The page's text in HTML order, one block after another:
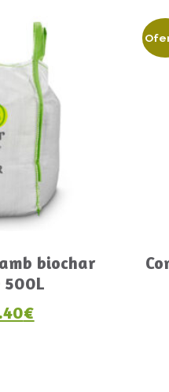
biochar
original era:
€El preu actual